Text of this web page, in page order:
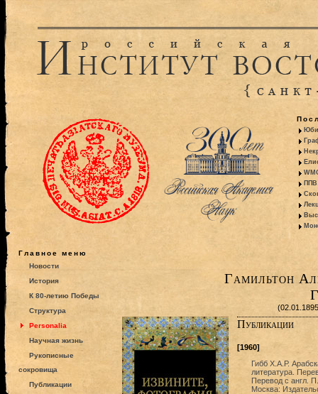
ППВ
Главное меню
Новости
История
К 80-летию Победы
Структура
Personalia
Научная жизнь
Рукописные
сокровища
Публикации
Гамильтон
Публикации
[1960]
Гибб Х.А.Р.
литература.
Перевод с англ.
Москва: